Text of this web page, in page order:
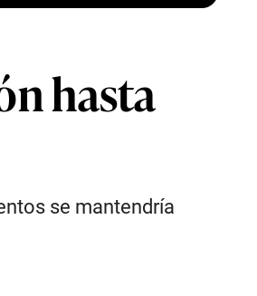
hasta
se mantendría